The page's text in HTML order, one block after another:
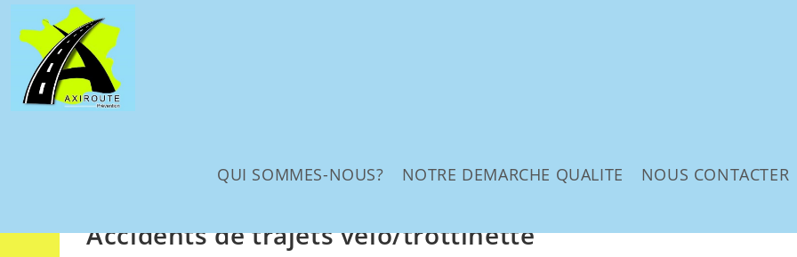
QUI SOMMES-NOUS? NOTRE DEMARCHE QUALITE NOUS CONTACTER
FORMATIONS SECURITE ROUTIERE
Accidents de trajets vélo/trottinette